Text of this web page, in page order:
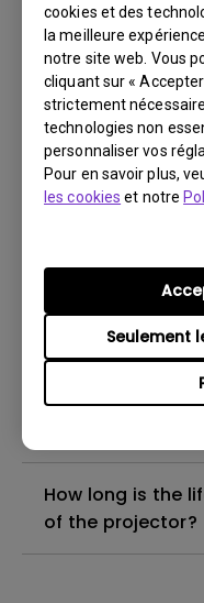
cookies et des
la meilleure
notre site web. Vous
cliquant sur «
strictement
technologies non
personnaliser vos
Pour en savoir plus,
les cookies et notre
Seulement
is on, the image
Can I leave my
What is BenQ
Why is the lamp
dimmed) after
What reason will
How long is the
of the projector?